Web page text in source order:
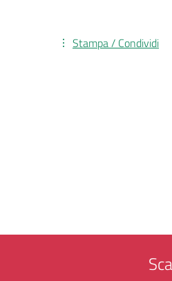
Stampa / Condividi